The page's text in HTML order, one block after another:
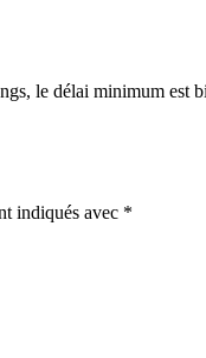
le délai minimum
indiqués avec *